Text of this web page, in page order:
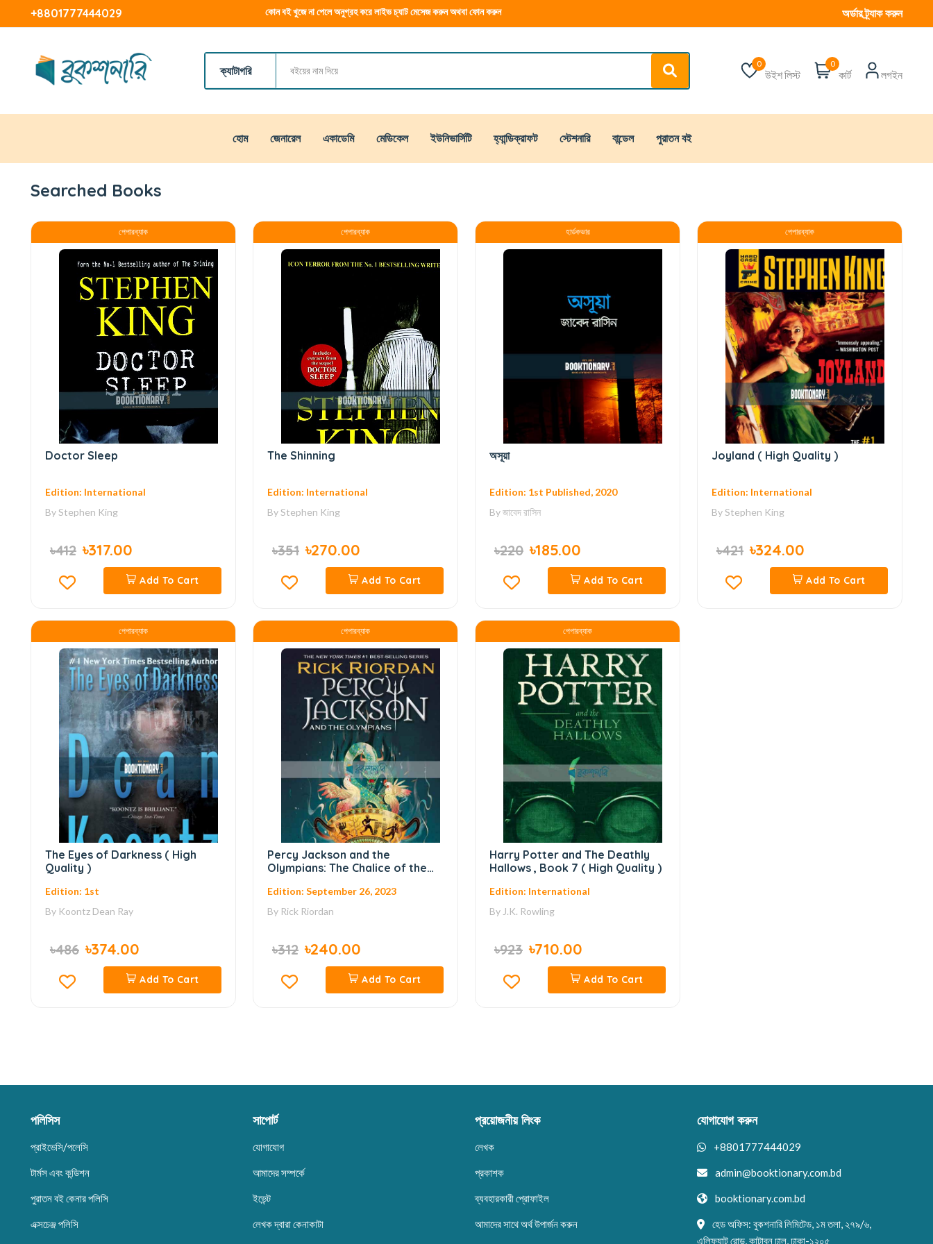
+8801777444029 কোন বই খুজে না পেলে অনুগ্রহ করে লাইভ চ্যাট মেসেজ করুন অথবা ফোন করুন অর্ডার ট্র্যাক করুন
ক্যাটাগরি
0
উইশ লিস্ট
0
কার্ট লগইন
হোম জেনারেল একাডেমি মেডিকেল ইউনিভার্সিটি হ্যান্ডিক্রাফট স্টেশনারি বান্ডেল পুরাতন বই
Searched Books
পেপারব্যাক
Doctor Sleep
Edition: International
ByStephen King
৳412 ৳317.00
Add To Cart
পেপারব্যাক
The Shinning
Edition: International
ByStephen King
৳351 ৳270.00
Add To Cart
হার্ডকভার
অসূয়া
Edition: 1st Published, 2020
Byজাবেদ রাসিন
৳220 ৳185.00
Add To Cart
পেপারব্যাক
Joyland ( High Quality )
Edition: International
ByStephen King
৳421 ৳324.00
Add To Cart
পেপারব্যাক
The Eyes of Darkness ( High
Quality )
Edition: 1st
By Koontz Dean Ray
৳486 ৳374.00
Add To Cart
পেপারব্যাক
Percy Jackson and the
Olympians: The Chalice of the
Adventures, Book 1 ( Normal
Quality )
Edition: September 26, 2023
By Rick Riordan
৳312 ৳240.00
Add To Cart
পেপারব্যাক
Harry Potter and The Deathly
Hallows , Book 7 ( High Quality )
Edition: International
By J.K. Rowling
৳923 ৳710.00
Add To Cart
পলিসিস
প্রাইভেসি/পলেসি
টার্মস এবং কন্ডিশন
পুরাতন বই কেনার পলিসি
এক্সচেঞ্জ পলিসি
সাপোর্ট
যোগাযোগ
আমাদের সম্পর্কে
ইভেন্ট
লেখক দ্বারা কেনাকাটা
প্রয়োজনীয় লিংক
লেখক
প্রকাশক
ব্যবহারকারী প্রোফাইল
আমাদের সাথে অর্থ উপার্জন করুন
যোগাযোগ করুন
+8801777444029
admin@booktionary.com.bd
booktionary.com.bd
হেড অফিস: বুকশনারি লিমিটেড, ১ম তলা, ২৭৯/৬,
এলিফ্যান্ট রোড, কাটাবন ঢাল, ঢাকা-১২০৫